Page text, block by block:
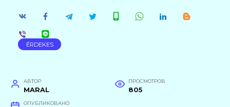
ÉRDEKES
АВТОР
MARAL
ПРОСМОТРОВ
805
ОПУБЛИКОВАНО